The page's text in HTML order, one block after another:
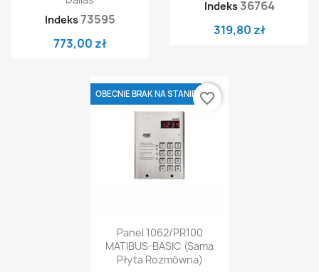
Indeks73595
773,00 zł
Indeks 36764
319,80 zł
Panel 1062/PR100
MATIBUS-BASIC (sama
Płyta Rozmówna)
OBECNIE BRAK NA STANIE favorite_border